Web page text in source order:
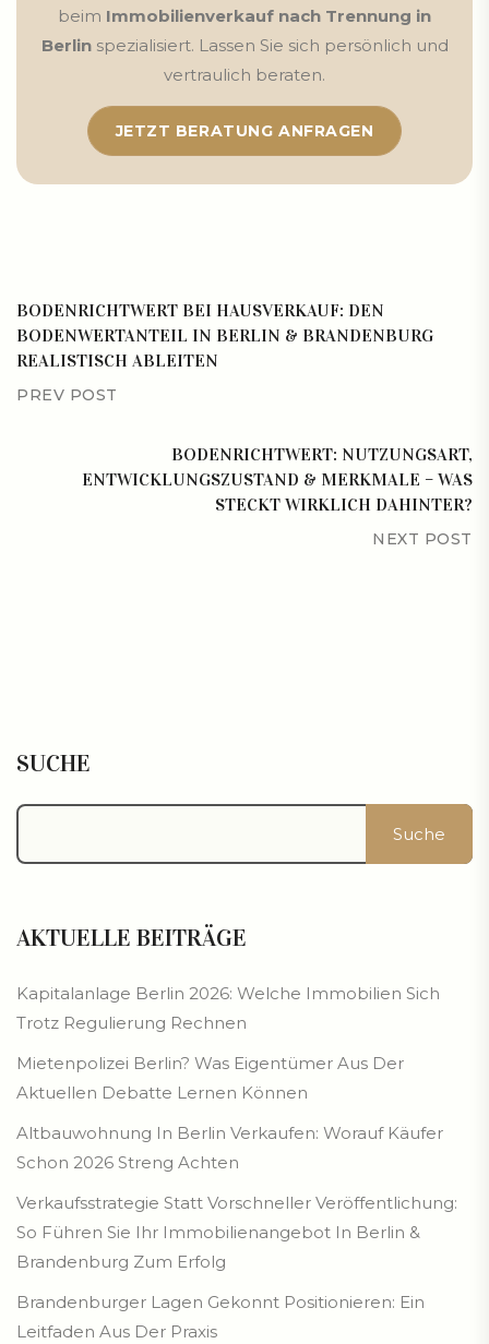
beim Immobilienverkauf nach Trennung in
Berlinspezialisiert. Lassen Sie sich persönlich und
vertraulich beraten.
JETZT BERATUNG ANFRAGEN
BODENRICHTWERT BEI HAUSVERKAUF: DEN
BODENWERTANTEIL IN BERLIN & BRANDENBURG
REALISTISCH ABLEITEN
PREV POST
BODENRICHTWERT: NUTZUNGSART,
ENTWICKLUNGSZUSTAND & MERKMALE – WAS
STECKT WIRKLICH DAHINTER?
NEXT POST
SUCHE
Suche
AKTUELLE BEITRÄGE
Kapitalanlage Berlin 2026: Welche Immobilien Sich
Trotz Regulierung Rechnen
Mietenpolizei Berlin? Was Eigentümer Aus Der
Aktuellen Debatte Lernen Können
Altbauwohnung In Berlin Verkaufen: Worauf Käufer
Schon 2026 Streng Achten
Verkaufsstrategie Statt Vorschneller Veröffentlichung:
So Führen Sie Ihr Immobilienangebot In Berlin &
Brandenburg Zum Erfolg
Brandenburger Lagen Gekonnt Positionieren: Ein
Leitfaden Aus Der Praxis